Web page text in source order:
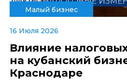
Малый бизнес
16 Июля 2026
Влияние
на кубанский
Краснодаре